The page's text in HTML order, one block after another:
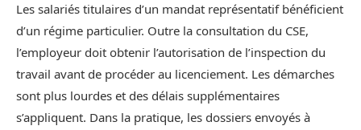
Les salariés titulaires d’un mandat représentatif bénéficient
d’un régime particulier. Outre la consultation du CSE,
l’employeur doit obtenir l’autorisation de l’inspection du
travail avant de procéder au licenciement. Les démarches
sont plus lourdes et des délais supplémentaires
s’appliquent. Dans la pratique, les dossiers envoyés à